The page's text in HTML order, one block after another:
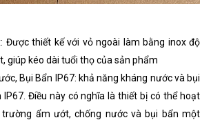
Được thiết kế với vỏ ngoài làm bằng inox độ
giúp kéo dài tuổi thọ của sản phẩm
Bụi Bẩn IP67: khả năng kháng nước và bụi
Điều này có nghĩa là thiết bị có thể hoạt
ẩm ướt, chống nước và bụi bẩn một